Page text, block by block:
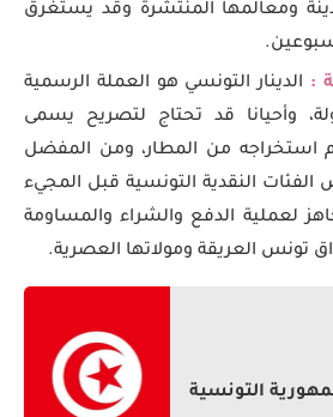
ومعالمها المنتشرة وقد يستغرق
: الدينار التونسي هو العملة الرسمية
وأحيانا قد تحتاج لتصريح يسمى
استخراجه من المطار، ومن المفضل
النقدية التونسية قبل المجيء
لعملية الدفع والشراء والمساومة
تونس العريقة ومولاتها العصرية.
التونسية